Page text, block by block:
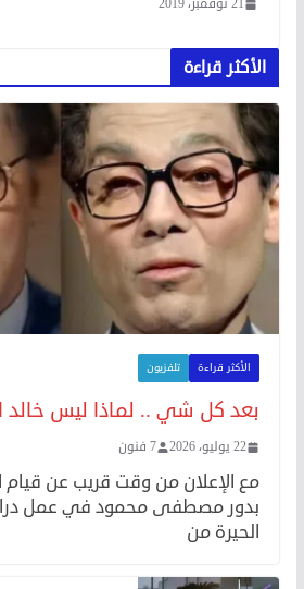
21 نوفمبر، 2019
الأكثر قراءة
الأكثر قراءة تلفزيون
بعد كل شي .. لماذا ليس خالد
22 يوليو، 2026 7 فنون
مع الإعلان من وقت قريب عن قيام
بدور مصطفى محمود في عمل
الحيرة من